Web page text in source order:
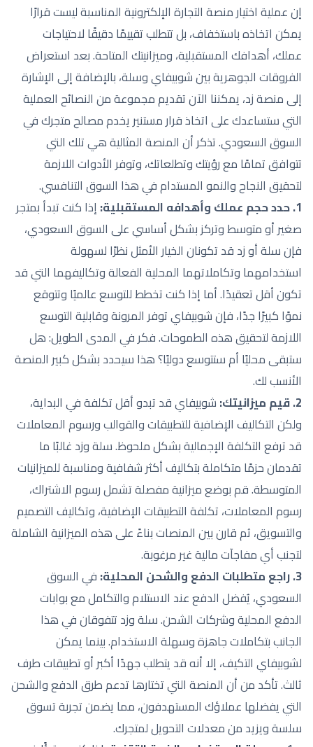
إن عملية اختيار منصة التجارة الإلكترونية المناسبة ليست قرارًا
يمكن اتخاذه باستخفاف، بل تتطلب تقييمًا دقيقًا لاحتياجات
عملك، أهدافك المستقبلية، وميزانيتك المتاحة. بعد استعراض
الفروقات الجوهرية بين شوبيفاي وسلة، بالإضافة إلى الإشارة
إلى منصة زد، يمكننا الآن تقديم مجموعة من النصائح العملية
التي ستساعدك على اتخاذ قرار مستنير يخدم مصالح متجرك في
السوق السعودي. تذكر أن المنصة المثالية هي تلك التي
تتوافق تمامًا مع رؤيتك وتطلعاتك، وتوفر الأدوات اللازمة
لتحقيق النجاح والنمو المستدام في هذا السوق التنافسي.
1. حدد حجم عملك وأهدافه المستقبلية:
إذا كنت تبدأ بمتجر
صغير أو متوسط وتركز بشكل أساسي على السوق السعودي،
فإن سلة أو زد قد تكونان الخيار الأمثل نظرًا لسهولة
استخدامهما وتكاملاتهما المحلية الفعالة وتكاليفهما التي قد
تكون أقل تعقيدًا. أما إذا كنت تخطط للتوسع عالميًا وتتوقع
نموًا كبيرًا جدًا، فإن شوبيفاي توفر المرونة وقابلية التوسع
اللازمة لتحقيق هذه الطموحات. فكر في المدى الطويل: هل
ستبقى محليًا أم ستتوسع دوليًا؟ هذا سيحدد بشكل كبير المنصة
الأنسب لك.
2. قيم ميزانيتك:
شوبيفاي قد تبدو أقل تكلفة في البداية،
ولكن التكاليف الإضافية للتطبيقات والقوالب ورسوم المعاملات
قد ترفع التكلفة الإجمالية بشكل ملحوظ. سلة وزد غالبًا ما
تقدمان حزمًا متكاملة بتكاليف أكثر شفافية ومناسبة للميزانيات
المتوسطة. قم بوضع ميزانية مفصلة تشمل رسوم الاشتراك،
رسوم المعاملات، تكلفة التطبيقات الإضافية، وتكاليف التصميم
والتسويق، ثم قارن بين المنصات بناءً على هذه الميزانية الشاملة
لتجنب أي مفاجآت مالية غير مرغوبة.
3. راجع متطلبات الدفع والشحن المحلية:
في السوق
السعودي، يُفضل الدفع عند الاستلام والتكامل مع بوابات
الدفع المحلية وشركات الشحن. سلة وزد تتفوقان في هذا
الجانب بتكاملات جاهزة وسهلة الاستخدام. بينما يمكن
لشوبيفاي التكيف، إلا أنه قد يتطلب جهدًا أكبر أو تطبيقات طرف
ثالث. تأكد من أن المنصة التي تختارها تدعم طرق الدفع والشحن
التي يفضلها عملاؤك المستهدفون، مما يضمن تجربة تسوق
سلسة ويزيد من معدلات التحويل لمتجرك.